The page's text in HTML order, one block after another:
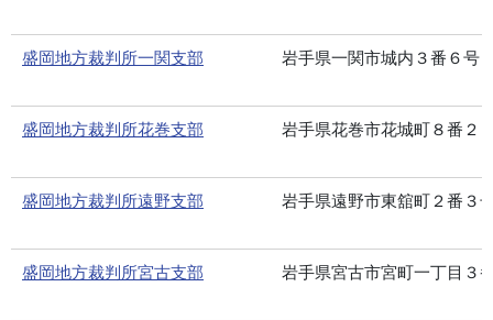
盛岡地方裁判所一関支部 岩手県一関市城内３番６号
盛岡地方裁判所花巻支部 岩手県花巻市花城町８番２
盛岡地方裁判所遠野支部 岩手県遠野市東舘町２番３
盛岡地方裁判所宮古支部 岩手県宮古市宮町一丁目３